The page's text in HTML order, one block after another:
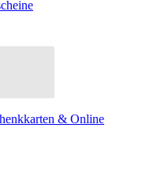
& Online